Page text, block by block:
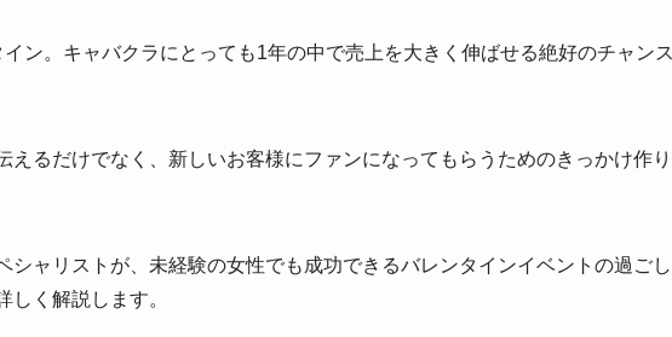
ン。キャバクラにとっても1年の中で売上を大きく伸ばせる絶好のチャン
えるだけでなく、新しいお客様にファンになってもらうためのきっかけ作
シャリストが、未経験の女性でも成功できるバレンタインイベントの過ご
く解説します。